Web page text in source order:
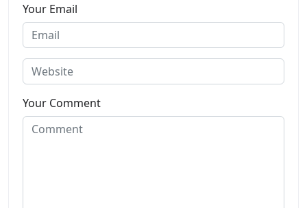
Your Email
Your Comment